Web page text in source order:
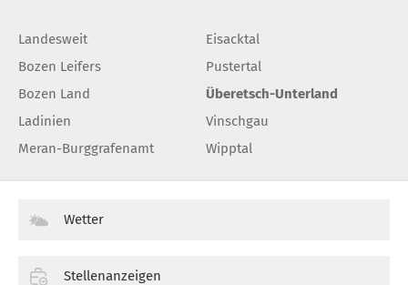
Landesweit
Bozen Leifers
Bozen Land
Ladinien
Meran-Burggrafenamt
Eisacktal
Pustertal
Überetsch-Unterland
Vinschgau
Wipptal
Wetter
Stellenanzeigen